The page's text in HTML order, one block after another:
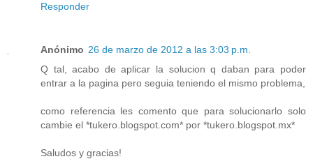
Responder
Anónimo 26 de marzo de 2012 a las 3:03 p.m.
Q tal, acabo de aplicar la solucion q daban para poder
entrar a la pagina pero seguia teniendo el mismo problema,
como referencia les comento que para solucionarlo solo
cambie el *tukero.blogspot.com* por *tukero.blogspot.mx*
Saludos y gracias!